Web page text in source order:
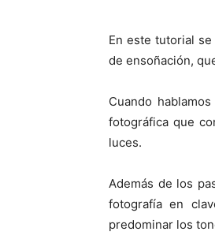
En este tutorial
de ensoñación,
Cuando
fotográfica que
luces.
Además de los
fotografía en
predominar los